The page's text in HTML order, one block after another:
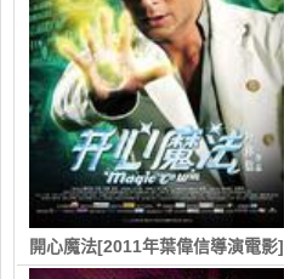
開心魔法[2011年葉偉信導演電影]